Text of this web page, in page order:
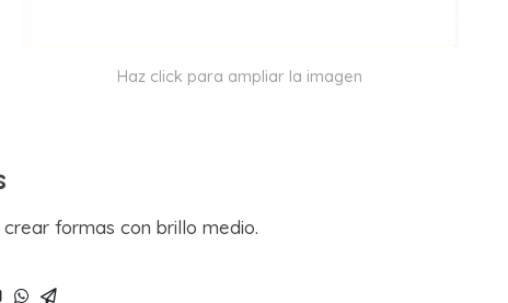
Haz click para ampliar la imagen
formas con brillo medio.